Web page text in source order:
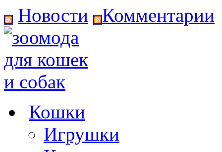
Новости Комментарии
Кошки
Игрушки